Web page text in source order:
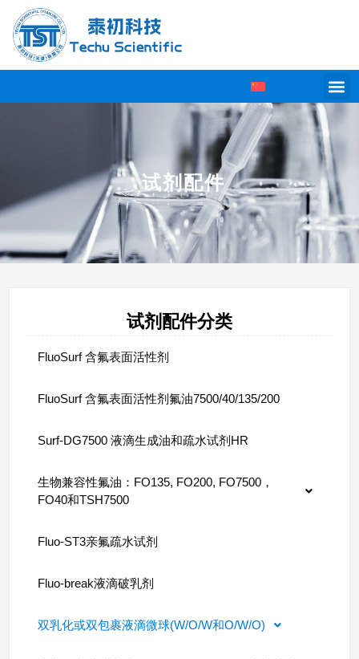
试剂配件
试剂配件分类
FluoSurf 含氟表面活性剂
FluoSurf 含氟表面活性剂氟油7500/40/135/200
Surf-DG7500 液滴生成油和疏水试剂HR
生物兼容性氟油：FO135, FO200, FO7500，
FO40和TSH7500
Fluo-ST3亲氟疏水试剂
Fluo-break液滴破乳剂
双乳化或双包裹液滴微球(W/O/W和O/W/O)